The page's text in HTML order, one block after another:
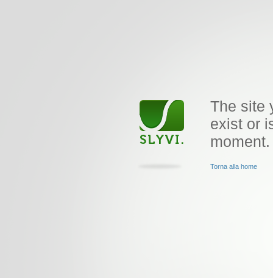
The site
exist or
moment.
Torna alla home